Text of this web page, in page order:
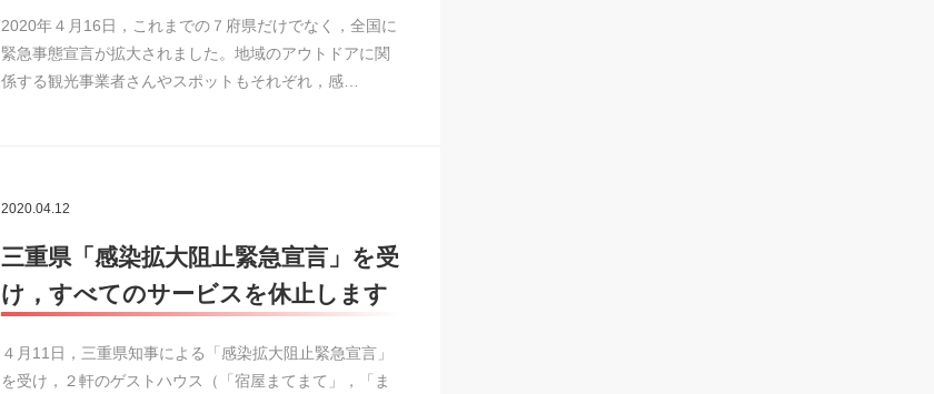
2020年４月16日，これまでの７府県だけでなく，全国に
緊急事態宣言が拡大されました。地域のアウトドアに関
係する観光事業者さんやスポットもそれぞれ，感…
2020.04.12
三重県「感染拡大阻止緊急宣言」を受
け，すべてのサービスを休止します
４月11日，三重県知事による「感染拡大阻止緊急宣言」
を受け，２軒のゲストハウス（「宿屋まてまて」，「ま